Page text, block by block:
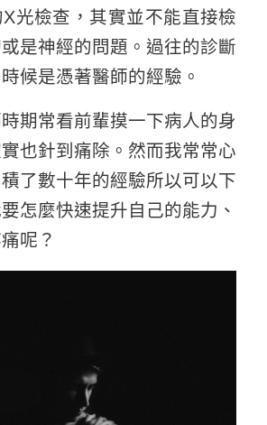
光檢查，其實並不能直接檢
是神經的問題。過往的診斷
候是憑著醫師的經驗。
期常看前輩摸一下病人的身
也針到痛除。然而我常常心
了數十年的經驗所以可以下
怎麼快速提升自己的能力、
呢？